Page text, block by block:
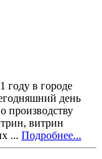
в городе
день
производству
витрин
... Подробнее...